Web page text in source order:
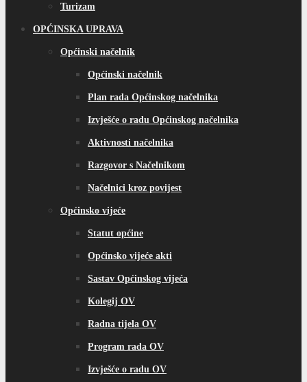
Turizam
OPĆINSKA UPRAVA
Općinski načelnik
Općinski načelnik
Plan rada Općinskog načelnika
Izvješće o radu Općinskog načelnika
Aktivnosti načelnika
Razgovor s Načelnikom
Načelnici kroz povijest
Općinsko vijeće
Statut općine
Općinsko vijeće akti
Sastav Općinskog vijeća
Kolegij OV
Radna tijela OV
Program rada OV
Izvješće o radu OV